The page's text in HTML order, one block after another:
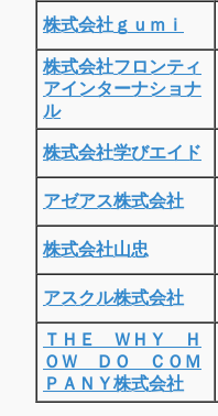
株式会社ｇｕｍｉ
株式会社フロンティ
アインターナショナ
ル
株式会社学びエイド
アゼアス株式会社
株式会社山忠
アスクル株式会社
ＴＨＥ ＷＨＹ Ｈ
ＯＷ ＤＯ ＣＯＭ
ＰＡＮＹ株式会社